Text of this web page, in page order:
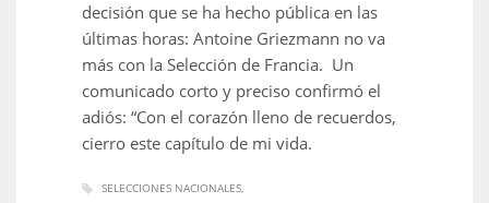
WSH
decisión que se ha hecho pública en las
últimas horas: Antoine Griezmann no va
más con la Selección de Francia. Un
comunicado corto y preciso confirmó el
adiós: “Con el corazón lleno de recuerdos,
cierro este capítulo de mi vida.
SELECCIONES NACIONALES